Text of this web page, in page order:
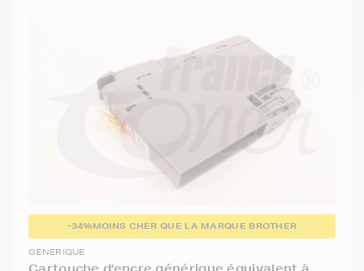
-34%MOINS CHER QUE LA MARQUE BROTHER
GENERIQUE